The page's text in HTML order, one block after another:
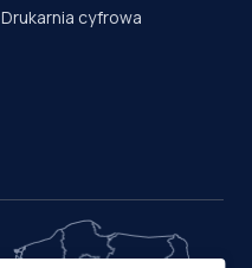
Drukarnia cyfrowa